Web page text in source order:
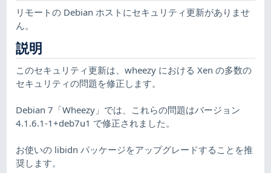
リモートの Debian ホストにセキュリティ更新がありませ
ん。
説明
このセキュリティ更新は、wheezy における Xen の多数の
セキュリティの問題を修正します。
Debian 7「Wheezy」では、これらの問題はバージョン
4.1.6.1-1+deb7u1 で修正されました。
お使いの libidn パッケージをアップグレードすることを推
奨します。